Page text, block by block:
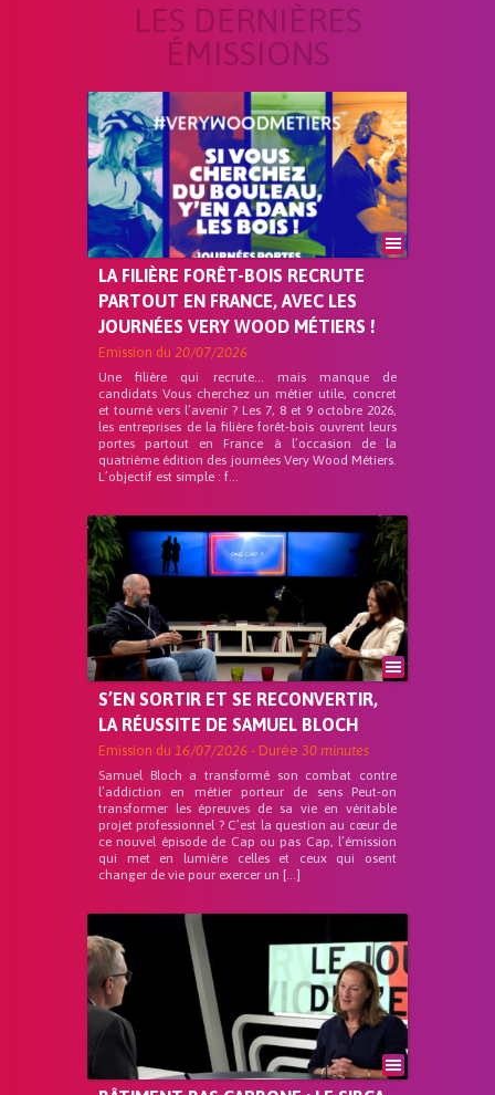
LES DERNIÈRES
ÉMISSIONS
LA FILIÈRE FORÊT-BOIS RECRUTE
PARTOUT EN FRANCE, AVEC LES
JOURNÉES VERY WOOD MÉTIERS !
Emission du 20/07/2026
Une filière qui recrute… mais manque de
candidats Vous cherchez un métier utile, concret
et tourné vers l’avenir ? Les 7, 8 et 9 octobre 2026,
les entreprises de la filière forêt-bois ouvrent leurs
portes partout en France à l’occasion de la
quatrième édition des journées Very Wood Métiers.
L’objectif est simple : f...
S’EN SORTIR ET SE RECONVERTIR,
LA RÉUSSITE DE SAMUEL BLOCH
Emission du 16/07/2026 - Durée 30 minutes
Samuel Bloch a transformé son combat contre
l’addiction en métier porteur de sens Peut-on
transformer les épreuves de sa vie en véritable
projet professionnel ? C’est la question au cœur de
ce nouvel épisode de Cap ou pas Cap, l’émission
qui met en lumière celles et ceux qui osent
changer de vie pour exercer un […]